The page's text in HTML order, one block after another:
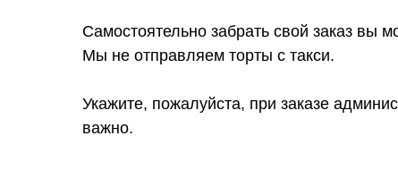
Самостоятельно забрать свой заказ вы
Мы не отправляем торты с такси.
Укажите, пожалуйста, при заказе
важно.